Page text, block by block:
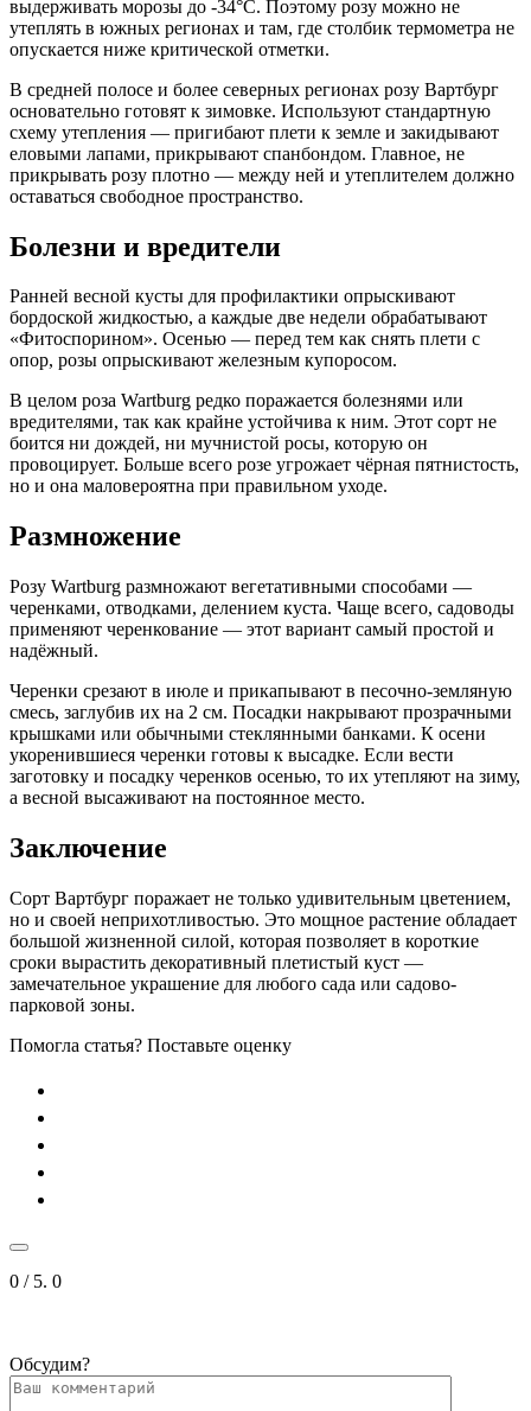
выдерживать морозы до -34°С. Поэтому розу можно не
утеплять в южных регионах и там, где столбик термометра не
опускается ниже критической отметки.
В средней полосе и более северных регионах розу Вартбург
основательно готовят к зимовке. Используют стандартную
схему утепления — пригибают плети к земле и закидывают
еловыми лапами, прикрывают спанбондом. Главное, не
прикрывать розу плотно — между ней и утеплителем должно
оставаться свободное пространство.
Болезни и вредители
Ранней весной кусты для профилактики опрыскивают
бордоской жидкостью, а каждые две недели обрабатывают
«Фитоспорином». Осенью — перед тем как снять плети с
опор, розы опрыскивают железным купоросом.
В целом роза Wartburg редко поражается болезнями или
вредителями, так как крайне устойчива к ним. Этот сорт не
боится ни дождей, ни мучнистой росы, которую он
провоцирует. Больше всего розе угрожает чёрная пятнистость,
но и она маловероятна при правильном уходе.
Размножение
Розу Wartburg размножают вегетативными способами —
черенками, отводками, делением куста. Чаще всего, садоводы
применяют черенкование — этот вариант самый простой и
надёжный.
Черенки срезают в июле и прикапывают в песочно-земляную
смесь, заглубив их на 2 см. Посадки накрывают прозрачными
крышками или обычными стеклянными банками. К осени
укоренившиеся черенки готовы к высадке. Если вести
заготовку и посадку черенков осенью, то их утепляют на зиму,
а весной высаживают на постоянное место.
Заключение
Сорт Вартбург поражает не только удивительным цветением,
но и своей неприхотливостью. Это мощное растение обладает
большой жизненной силой, которая позволяет в короткие
сроки вырастить декоративный плетистый куст —
замечательное украшение для любого сада или садово-
парковой зоны.
Помогла статья? Поставьте оценку
0 / 5. 0
Обсудим?